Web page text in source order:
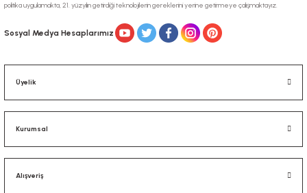
Gönder
politika uygulamakta, 21. yüzyılın getirdiği teknolojilerin gereklerini yerine getirmeye çalışmaktayız.
Sosyal Medya Hesaplarımız
Üyelik
Kurumsal
Alışveriş